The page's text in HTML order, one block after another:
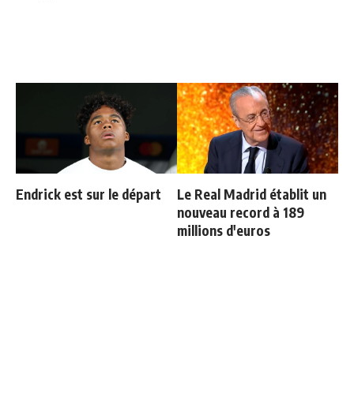
Endrick est sur le départ
Le Real Madrid établit un
nouveau record à 189
millions d'euros